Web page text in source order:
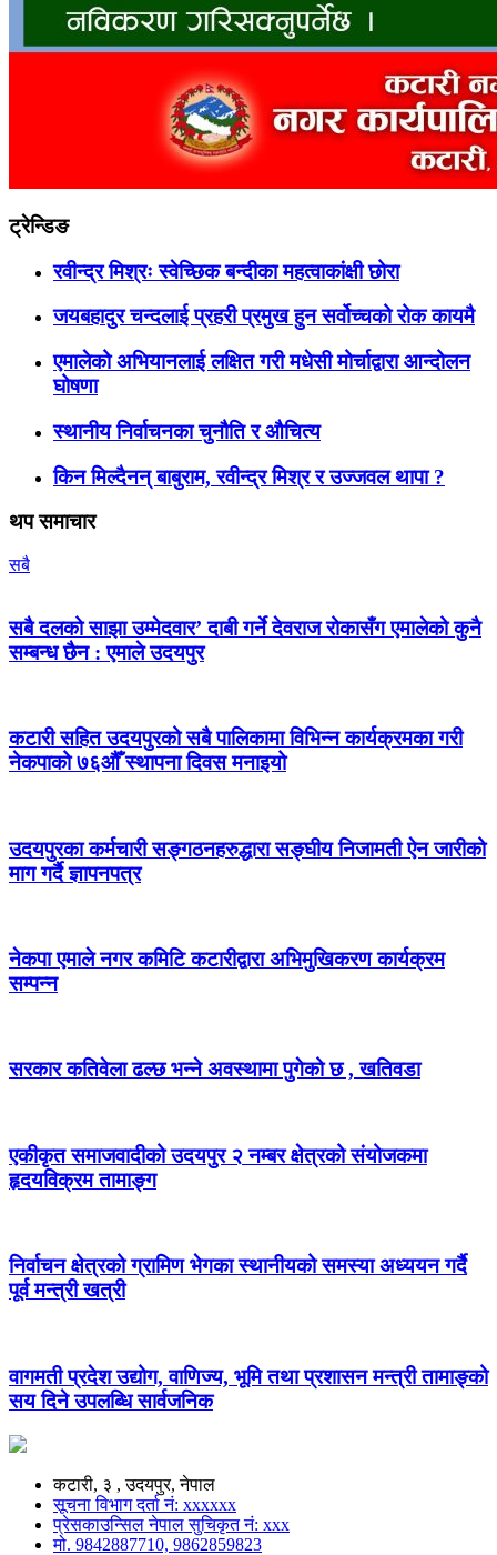
ट्रेन्डिङ
रवीन्द्र मिश्रः स्वेच्छिक बन्दीका महत्वाकांक्षी छोरा
जयबहादुर चन्दलाई प्रहरी प्रमुख हुन सर्वोच्चको रोक कायमै
एमालेको अभियानलाई लक्षित गरी मधेसी मोर्चाद्वारा आन्दोलन
घोषणा
स्थानीय निर्वाचनका चुनौति र औचित्य
किन मिल्दैनन् बाबुराम, रवीन्द्र मिश्र र उज्जवल थापा ?
थप समाचार
सबै
सबै दलको साझा उम्मेदवार’ दाबी गर्ने देवराज रोकासँग एमालेको कुनै
सम्बन्ध छैन : एमाले उदयपुर
कटारी सहित उदयपुरको सबै पालिकामा विभिन्न कार्यक्रमका गरी
नेकपाको ७६औँ स्थापना दिवस मनाइयो
उदयपुरका कर्मचारी सङ्गठनहरुद्धारा सङ्घीय निजामती ऐन जारीको
माग गर्दै ज्ञापनपत्र
नेकपा एमाले नगर कमिटि कटारीद्वारा अभिमुखिकरण कार्यक्रम
सम्पन्न
सरकार कतिवेला ढल्छ भन्ने अवस्थामा पुगेको छ , खतिवडा
एकीकृत समाजवादीको उदयपुर २ नम्बर क्षेत्रको संयोजकमा
हृदयविक्रम तामाङ्ग
निर्वाचन क्षेत्रको ग्रामिण भेगका स्थानीयको समस्या अध्ययन गर्दै
पूर्व मन्त्री खत्री
वागमती प्रदेश उद्योग, वाणिज्य, भूमि तथा प्रशासन मन्त्री तामाङ्को
सय दिने उपलब्धि सार्वजनिक
कटारी, ३ , उदयपुर, नेपाल
सूचना विभाग दर्ता नं: xxxxxx
प्रेसकाउन्सिल नेपाल सुचिकृत नं: xxx
मो. 9842887710, 9862859823